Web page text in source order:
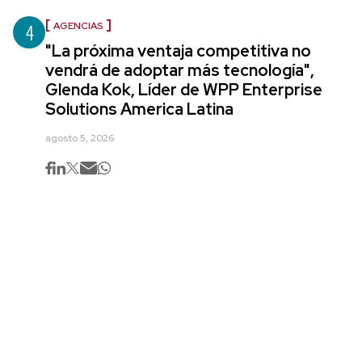
4 AGENCIAS
"La próxima ventaja competitiva no
vendrá de adoptar más tecnología",
Glenda Kok, Líder de WPP Enterprise
Solutions America Latina
agosto 5, 2026